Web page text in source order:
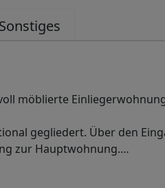
Sonstiges
möblierte
gegliedert. Über den
zur Hauptwohnung.…